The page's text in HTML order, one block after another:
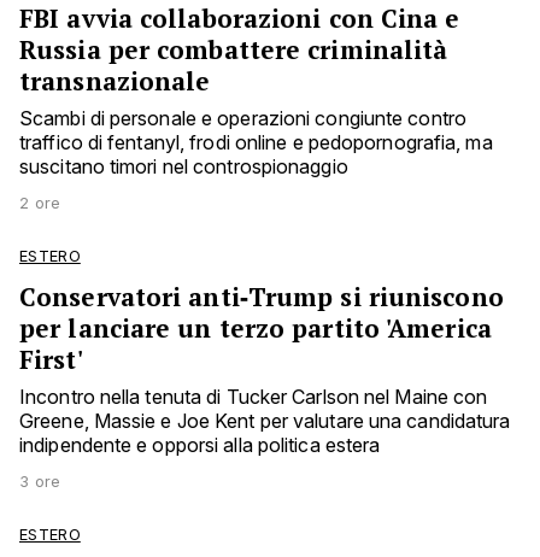
FBI avvia collaborazioni con Cina e
Russia per combattere criminalità
transnazionale
Scambi di personale e operazioni congiunte contro
traffico di fentanyl, frodi online e pedopornografia, ma
suscitano timori nel controspionaggio
2 ore
ESTERO
Conservatori anti‑Trump si riuniscono
per lanciare un terzo partito 'America
First'
Incontro nella tenuta di Tucker Carlson nel Maine con
Greene, Massie e Joe Kent per valutare una candidatura
indipendente e opporsi alla politica estera
3 ore
ESTERO